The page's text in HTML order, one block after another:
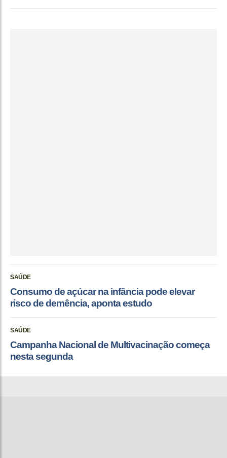
SAÚDE
Consumo de açúcar na infância pode elevar
risco de demência, aponta estudo
SAÚDE
Campanha Nacional de Multivacinação começa
nesta segunda